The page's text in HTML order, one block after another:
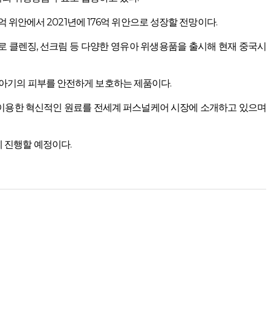
안에서 2021년에 176억 위안으로 성장할 전망이다.
렌징, 선크림 등 다양한 영유아 위생용품을 출시해 현재 중국시
의 피부를 안전하게 보호하는 제품이다.
한 혁신적인 원료를 전세계 퍼스널케어 시장에 소개하고 있으며
진행할 예정이다.